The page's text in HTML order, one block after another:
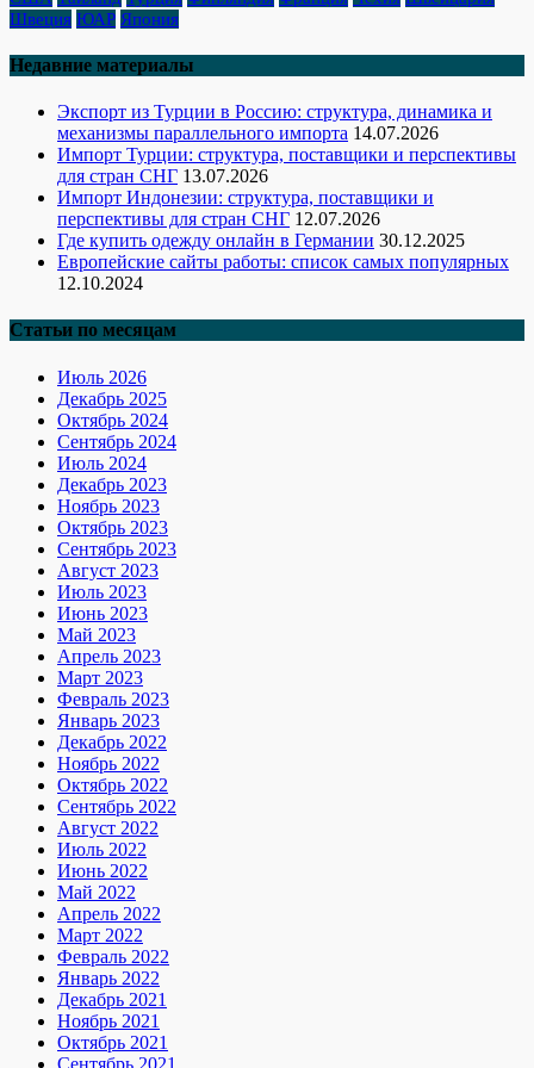
Швеция ЮАР Япония
Недавние материалы
Экспорт из Турции в Россию: структура, динамика и
механизмы параллельного импорта 14.07.2026
Импорт Турции: структура, поставщики и перспективы
для стран СНГ 13.07.2026
Импорт Индонезии: структура, поставщики и
перспективы для стран СНГ 12.07.2026
Где купить одежду онлайн в Германии 30.12.2025
Европейские сайты работы: список самых популярных
12.10.2024
Статьи по месяцам
Июль 2026
Декабрь 2025
Октябрь 2024
Сентябрь 2024
Июль 2024
Декабрь 2023
Ноябрь 2023
Октябрь 2023
Сентябрь 2023
Август 2023
Июль 2023
Июнь 2023
Май 2023
Апрель 2023
Март 2023
Февраль 2023
Январь 2023
Декабрь 2022
Ноябрь 2022
Октябрь 2022
Сентябрь 2022
Август 2022
Июль 2022
Июнь 2022
Май 2022
Апрель 2022
Март 2022
Февраль 2022
Январь 2022
Декабрь 2021
Ноябрь 2021
Октябрь 2021
Сентябрь 2021